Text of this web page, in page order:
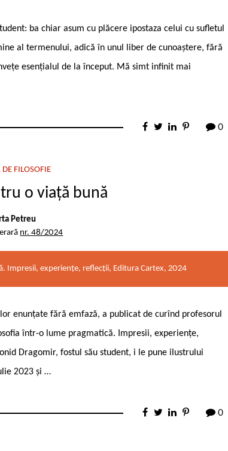
ba chiar asum cu plăcere ipostaza celui cu sufletul
al termenului, adică în unul liber de cunoaștere, fără
esențialul de la început. Mă simt infinit mai
0
DE FILOSOFIE
o viață bună
Petreu
nr. 48/2024
Impresii, experiențe, reflecții, Editura Cartex, 2024
enunțate fără emfază, a publicat de curînd profesorul
într-o lume pragmatică. Impresii, experiențe,
Dragomir, fostul său student, i le pune ilustrului
2023 și …
0